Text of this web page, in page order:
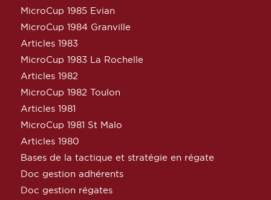
MicroCup 1985 Evian
MicroCup 1984 Granville
Articles 1983
MicroCup 1983 La Rochelle
Articles 1982
MicroCup 1982 Toulon
Articles 1981
MicroCup 1981 St Malo
Articles 1980
Bases de la tactique et stratégie en régate
Doc gestion adhérents
Doc gestion régates